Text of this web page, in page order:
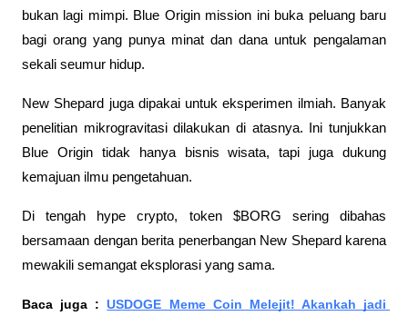
bukan lagi mimpi. Blue Origin mission ini buka peluang baru
bagi orang yang punya minat dan dana untuk pengalaman
sekali seumur hidup.
New Shepard juga dipakai untuk eksperimen ilmiah. Banyak
penelitian mikrogravitasi dilakukan di atasnya. Ini tunjukkan
Blue Origin tidak hanya bisnis wisata, tapi juga dukung
kemajuan ilmu pengetahuan.
Di tengah hype crypto, token $BORG sering dibahas
bersamaan dengan berita penerbangan New Shepard karena
mewakili semangat eksplorasi yang sama.
Baca juga : USDOGE Meme Coin Melejit! Akankah jadi